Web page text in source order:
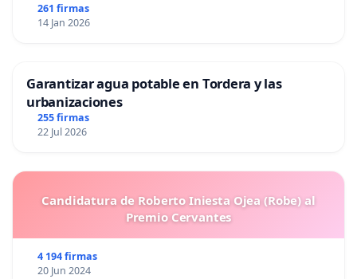
261 firmas
14 Jan 2026
Garantizar agua potable en Tordera y las
urbanizaciones
255 firmas
22 Jul 2026
Candidatura de Roberto Iniesta Ojea (Robe) al
Premio Cervantes
4 194 firmas
20 Jun 2024